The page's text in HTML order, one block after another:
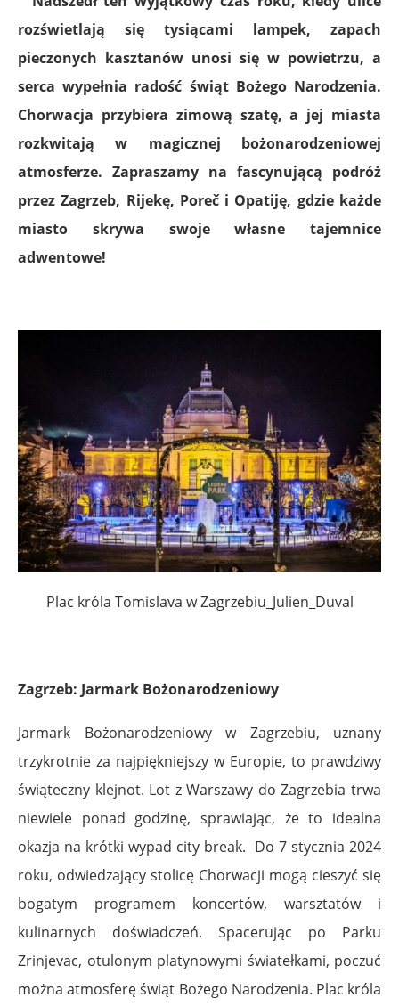
rozświetlają się tysiącami lampek, zapach
pieczonych kasztanów unosi się w powietrzu, a
serca wypełnia radość świąt Bożego Narodzenia.
Chorwacja przybiera zimową szatę, a jej miasta
rozkwitają w magicznej bożonarodzeniowej
atmosferze. Zapraszamy na fascynującą podróż
przez Zagrzeb, Rijekę, Poreč i Opatiję, gdzie każde
miasto skrywa swoje własne tajemnice
adwentowe!
Plac króla Tomislava w Zagrzebiu_Julien_Duval
Zagrzeb: Jarmark Bożonarodzeniowy
Jarmark Bożonarodzeniowy w Zagrzebiu, uznany
trzykrotnie za najpiękniejszy w Europie, to prawdziwy
świąteczny klejnot. Lot z Warszawy do Zagrzebia trwa
niewiele ponad godzinę, sprawiając, że to idealna
okazja na krótki wypad city break. Do 7 stycznia 2024
roku, odwiedzający stolicę Chorwacji mogą cieszyć się
bogatym programem koncertów, warsztatów i
kulinarnych doświadczeń. Spacerując po Parku
Zrinjevac, otulonym platynowymi światełkami, poczuć
można atmosferę świąt Bożego Narodzenia. Plac króla